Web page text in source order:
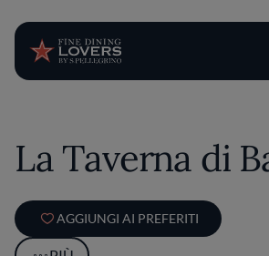
La Taverna di
AGGIUNGI AI PREFERITI